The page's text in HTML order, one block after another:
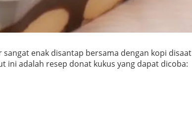
sangat enak disantap bersama dengan kopi disaat
ini adalah resep donat kukus yang dapat dicoba: